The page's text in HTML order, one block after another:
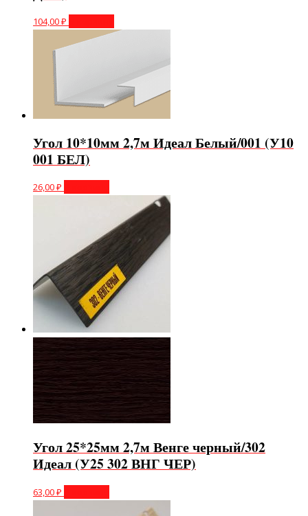
104,00₽
Угол 10*10мм 2,7м Идеал Белый/001 (У10
001 БЕЛ)
26,00₽
Угол 25*25мм 2,7м Венге черный/302
Идеал (У25 302 ВНГ ЧЕР)
63,00₽